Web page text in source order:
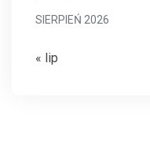
SIERPIEŃ 2026
« lip